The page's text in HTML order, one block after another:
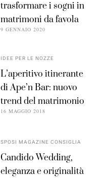
trasformare i sogni in
matrimoni da favola
9 GENNAIO 2020
IDEE PER LE NOZZE
L’aperitivo itinerante
di Ape’n Bar: nuovo
trend del matrimonio
16 MAGGIO 2018
SPOSI MAGAZINE CONSIGLIA
Candido Wedding,
eleganza e originalità